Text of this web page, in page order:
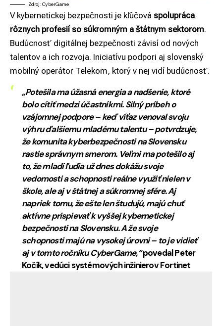
Zdroj: CyberGame
V kybernetickej bezpečnosti je kľúčová spolupráca
rôznych profesií so súkromným a štátnym sektorom.
Budúcnosť digitálnej bezpečnosti závisí od nových
talentov a ich rozvoja. Iniciatívu podpori aj slovenský
mobilný operátor Telekom, ktorý v nej vidí budúcnosť.
„Potešila ma úžasná energia a nadšenie, ktoré
bolo cítiť medzi účastníkmi. Silný príbeh o
vzájomnej podpore – keď víťaz venoval svoju
výhru ďalšiemu mladému talentu – potvrdzuje,
že komunita kyberbezpečnosti na Slovensku
rastie správnym smerom. Veľmi ma potešilo aj
to, že mladí ľudia už dnes dokážu svoje
vedomosti a schopnosti reálne využiť nielen v
škole, ale aj v štátnej a súkromnej sfére. Aj
napriek tomu, že ešte len študujú, majú chuť
aktívne prispievať k vyššej kybernetickej
bezpečnosti na Slovensku. A že svoje
schopnosti majú na vysokej úrovni – to je vidieť
aj v tomto ročníku CyberGame,“povedal Peter
Kočík, vedúci systémových inžinierov Fortinet